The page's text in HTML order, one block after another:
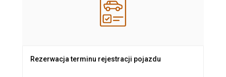
Rezerwacja terminu rejestracji pojazdu